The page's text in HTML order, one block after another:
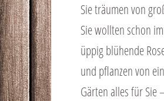
Sie träumen von
Sie wollten schon
üppig blühende
und pflanzen von
Gärten alles für Sie